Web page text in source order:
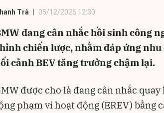
Trà 05/12/2025 12:30
đang cân nhắc hồi sinh công
chiến lược, nhằm đáp ứng
cảnh BEV tăng trưởng chậm lại.
được cho là đang cân nhắc
phạm vi hoạt động (EREV) bằng